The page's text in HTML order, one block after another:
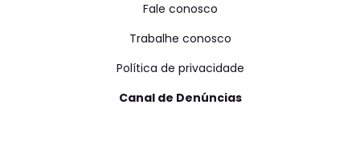
Fale conosco
Trabalhe conosco
Política de privacidade
Canal de Denúncias